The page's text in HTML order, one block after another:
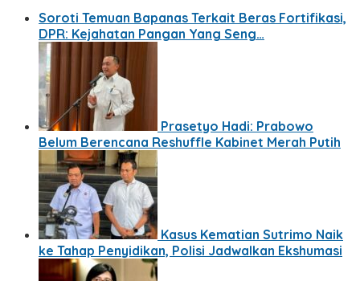
Soroti Temuan Bapanas Terkait Beras Fortifikasi,
DPR: Kejahatan Pangan Yang Seng…
Prasetyo Hadi: Prabowo
Belum Berencana Reshuffle Kabinet Merah Putih
Kasus Kematian Sutrimo Naik
ke Tahap Penyidikan, Polisi Jadwalkan Ekshumasi